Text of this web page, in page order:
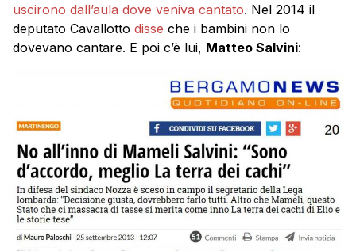
uscirono dall’aula dove veniva cantato. Nel 2014 il
deputato Cavallotto disse che i bambini non lo
dovevano cantare. E poi c’è lui, Matteo Salvini: